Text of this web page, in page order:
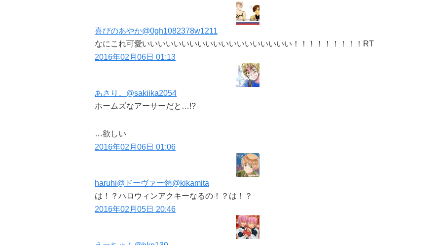
喜びのあやか@0gh1082378w1211
なにこれ可愛いいいいいいいいいいいいいいいいいいい！！！！！！！！！RT
2016年02月06日 01:13
あさり。 @sakiika2054
ホームズなアーサーだと…!?
…欲しい
2016年02月06日 01:06
haruhi@ドーヴァー領@kikamita
は！？ハロウィンアクキーなるの！？は！？
2016年02月05日 20:46